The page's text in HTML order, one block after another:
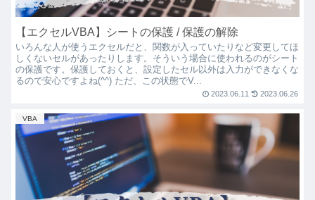
【エクセルVBA】シートの保護 / 保護の解除
いろんな人が使うエクセルだと、関数が入っていたりなど変更してほ
しくないセルがあったりします。そういう場合に使われるのがシート
の保護です。保護しておくと、設定したセル以外は入力ができなくな
るので安心ですよね(^^) ただ、この状態でV...
2023.06.11 2023.06.26
VBA